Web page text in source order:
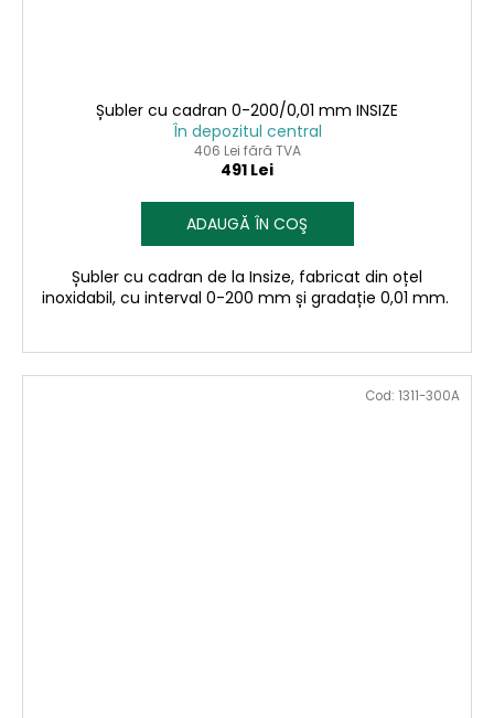
Șubler cu cadran 0-200/0,01 mm INSIZE
În depozitul central
406 Lei fără TVA
491 Lei
ADAUGĂ ÎN COŞ
Șubler cu cadran de la Insize, fabricat din oțel
inoxidabil, cu interval 0-200 mm și gradație 0,01 mm.
Cod: 1311-300A